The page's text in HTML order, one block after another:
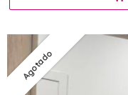
Agotado